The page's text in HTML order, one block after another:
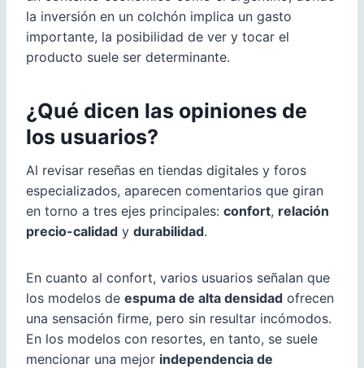
la inversión en un colchón implica un gasto
importante, la posibilidad de ver y tocar el
producto suele ser determinante.
¿Qué dicen las opiniones de
los usuarios?
Al revisar reseñas en tiendas digitales y foros
especializados, aparecen comentarios que giran
en torno a tres ejes principales: confort, relación
precio-calidad y durabilidad.
En cuanto al confort, varios usuarios señalan que
los modelos de espuma de alta densidad ofrecen
una sensación firme, pero sin resultar incómodos.
En los modelos con resortes, en tanto, se suele
mencionar una mejor independencia de